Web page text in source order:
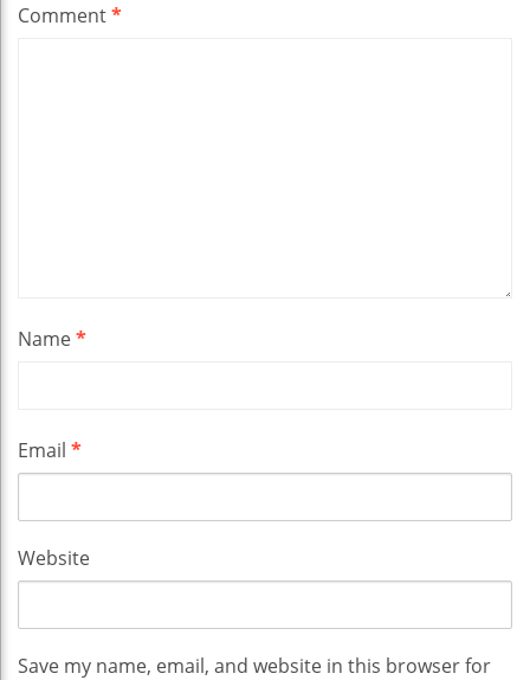
Comment*
Name*
Email *
Website
Save my name, email, and website in this browser for